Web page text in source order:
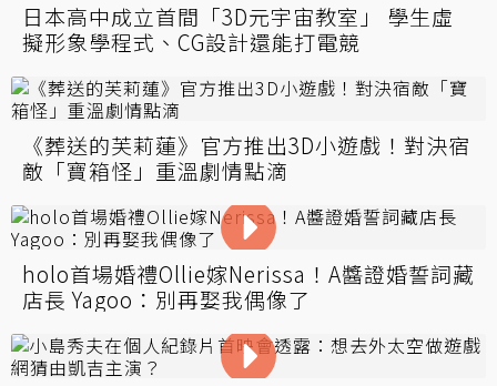
日本高中成立首間「3D元宇宙教室」 學生虛
擬形象學程式、CG設計還能打電競
《葬送的芙莉蓮》官方推出3D小遊戲！對決宿
敵「寶箱怪」重溫劇情點滴
holo首場婚禮Ollie嫁Nerissa！A醬證婚誓詞藏
店長 Yagoo：別再娶我偶像了